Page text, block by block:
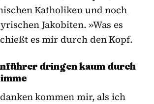
Katholiken und noch
Jakobiten. »Was es
es mir durch den Kopf.
dringen kaum durch
kommen mir, als ich